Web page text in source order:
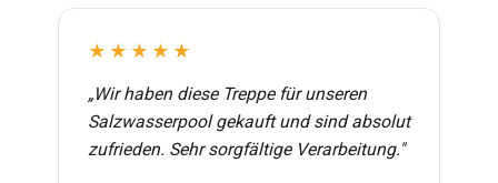
★★★★★
„Wir haben diese Treppe für unseren
Salzwasserpool gekauft und sind absolut
zufrieden. Sehr sorgfältige Verarbeitung."